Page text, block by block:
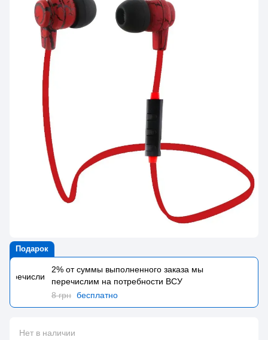
Подарок
2% от суммы выполненного заказа мы
перечислим на потребности BCУ
8 грн бесплатно
Нет в наличии